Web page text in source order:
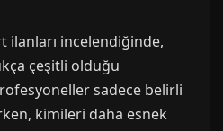
ilanları incelendiğinde,
çeşitli olduğu
sadece belirli
kimileri daha esnek